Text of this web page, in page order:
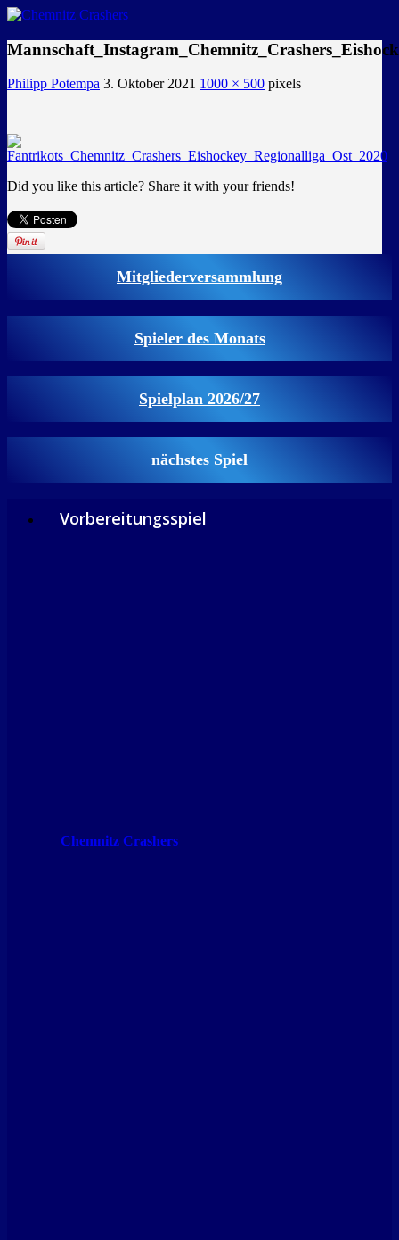
Philipp Potempa 3. Oktober 2021 1000 × 500 pixels
Did you like this article? Share it with your friends!
Mitgliederversammlung
Spieler des Monats
Spielplan 2026/27
nächstes Spiel
Vorbereitungsspiel
Chemnitz Crashers